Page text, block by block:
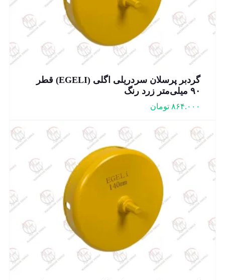
گردبر پرسلان سردریلی اگلی (EGELI) قطر
۹۰ میلی‌متر زرد رنگ
۸۶۴.۰۰۰ تومان